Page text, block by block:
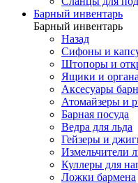
Барный инвентарь
Барный инвентарь
Назад
Сифоны и
Штопоры и
Ящики и
Аксесуары
Атомайзеры и
Барная посуда
Ведра для льда
Гейзеры и
Измельчители
Куллеры для
Ложки бармена